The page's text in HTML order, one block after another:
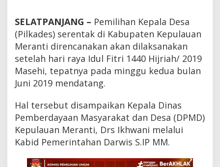
k
d
i
M
e
a
n
i
A
k
a
n
D
SELATPANJANG – Pemilihan Kepala Desa
(Pilkades) serentak di Kabupaten Kepulauan
Meranti direncanakan akan dilaksanakan
setelah hari raya Idul Fitri 1440 Hijriah/ 2019
Masehi, tepatnya pada minggu kedua bulan
Juni 2019 mendatang.
Hal tersebut disampaikan Kepala Dinas
Pemberdayaan Masyarakat dan Desa (DPMD)
Kepulauan Meranti, Drs Ikhwani melalui
Kabid Pemerintahan Darwis S.IP MM.